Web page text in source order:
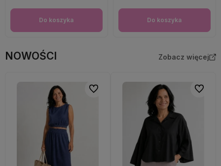
Do koszyka Do koszyka
NOWOŚCI Zobacz więcej
Do ulubionych Do